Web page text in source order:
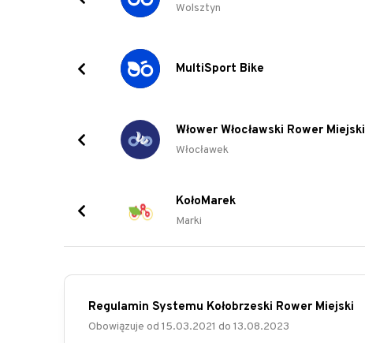
Wolsztyn
MultiSport Bike
Włower Włocławski Rower Miejski
Włocławek
KołoMarek
Marki
Regulamin Systemu Kołobrzeski Rower Miejski
Obowiązuje od 15.03.2021 do 13.08.2023